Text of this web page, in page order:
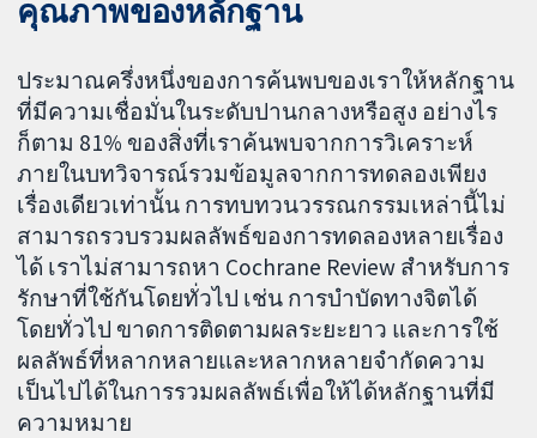
คุณภาพของหลักฐาน
ประมาณครึ่งหนึ่งของการค้นพบของเราให้หลักฐาน
ที่มีความเชื่อมั่นในระดับปานกลางหรือสูง อย่างไร
ก็ตาม 81% ของสิ่งที่เราค้นพบจากการวิเคราะห์
ภายในบทวิจารณ์รวมข้อมูลจากการทดลองเพียง
เรื่องเดียวเท่านั้น การทบทวนวรรณกรรมเหล่านี้ไม่
สามารถรวบรวมผลลัพธ์ของการทดลองหลายเรื่อง
ได้ เราไม่สามารถหา Cochrane Review สำหรับการ
รักษาที่ใช้กันโดยทั่วไป เช่น การบำบัดทางจิตได้
โดยทั่วไป ขาดการติดตามผลระยะยาว และการใช้
ผลลัพธ์ที่หลากหลายและหลากหลายจำกัดความ
เป็นไปได้ในการรวมผลลัพธ์เพื่อให้ได้หลักฐานที่มี
ความหมาย